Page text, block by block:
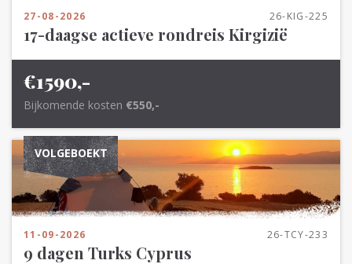
27-08-2026 26-KIG-225
17-daagse actieve rondreis Kirgizië
€1590,-
Bijkomende kosten €550,-
VOLGEBOEKT
11-09-2026 26-TCY-233
9 dagen Turks Cyprus